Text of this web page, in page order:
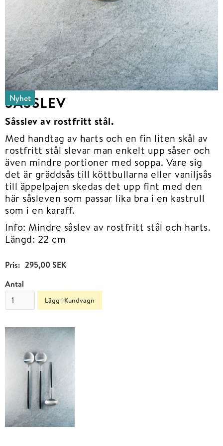
Nyhet
SÅSSLEV
Såsslev av rostfritt stål.
Med handtag av harts och en fin liten skål av
rostfritt stål slevar man enkelt upp såser och
även mindre portioner med soppa. Vare sig
det är gräddsås till köttbullarna eller vaniljsås
till äppelpajen skedas det upp fint med den
här såsleven som passar lika bra i en kastrull
som i en karaff.
Info: Mindre såslev av rostfritt stål och harts.
Längd: 22 cm
Pris: 295,00 SEK
Antal